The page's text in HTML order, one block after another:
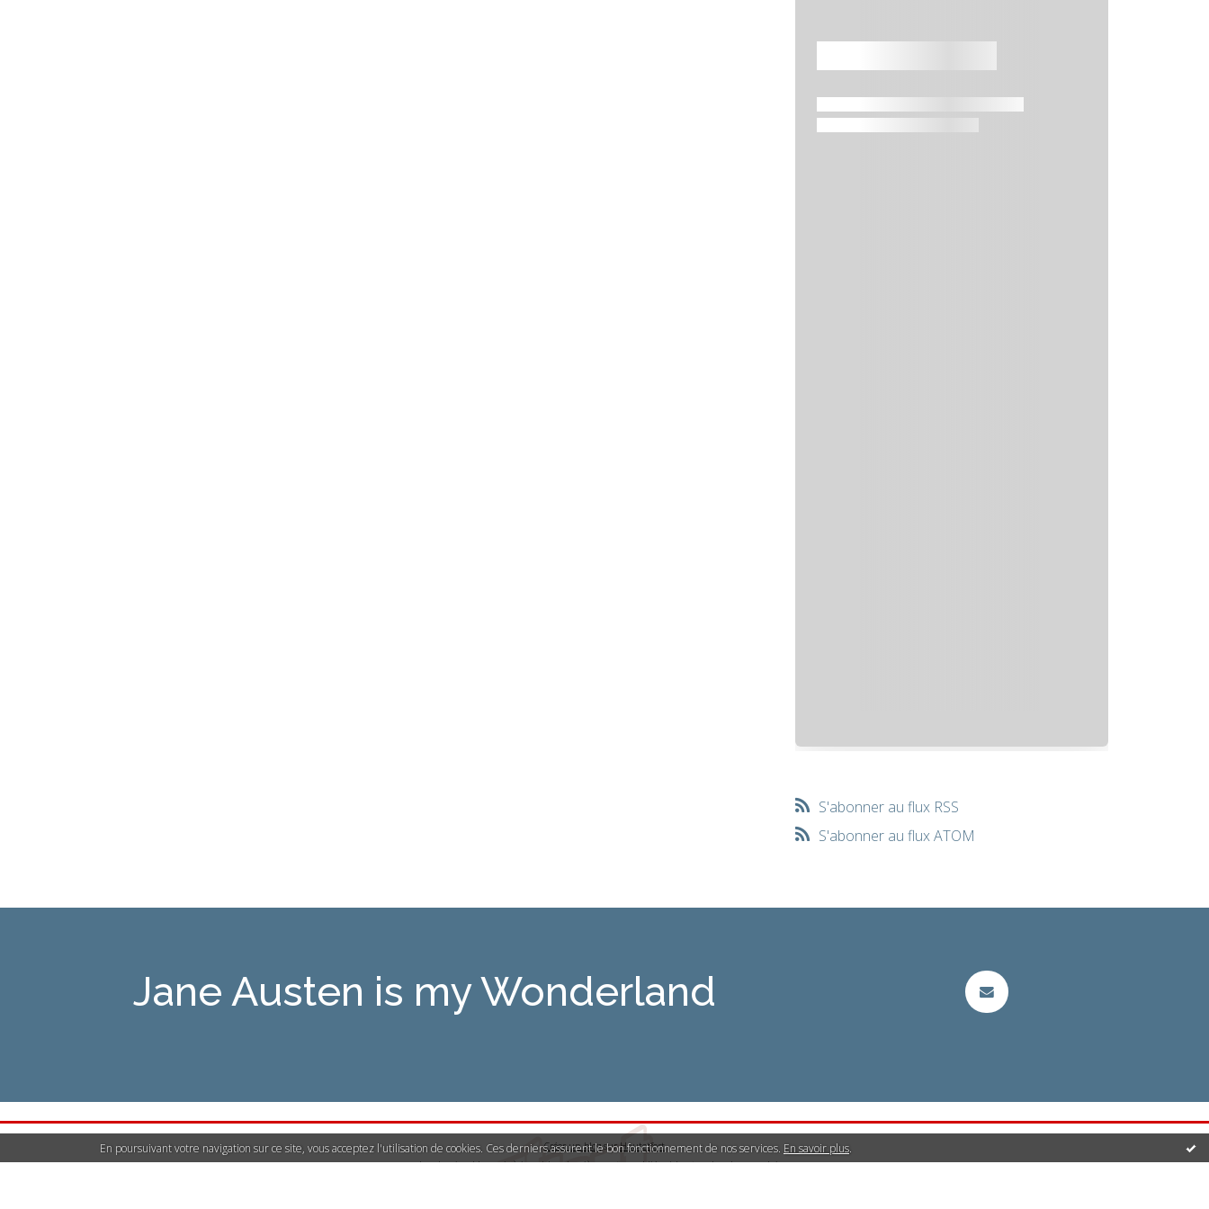
En poursuivant votre navigation sur ce site, vous acceptez l'utilisation de cookies. Ces derniers assurent le bon fonctionnement de nos services. En savoir plus.
S'abonner au flux RSS
S'abonner au flux ATOM
Jane Austen is my Wonderland
Créer un blogsurHautetfort
Les derniers blogs mis à jour|Les dernières notes publiées|Les tags les plus populaires